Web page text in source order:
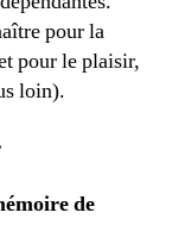
pour la
pour le plaisir,
loin).
de